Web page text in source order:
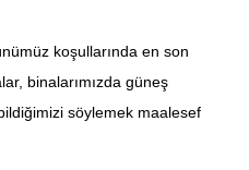
koşullarında en son
binalarımızda güneş
söylemek maalesef